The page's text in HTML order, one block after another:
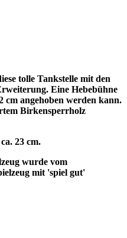
tolle Tankstelle mit den
Eine Hebebühne
cm angehoben werden kann.
Birkensperrholz
23 cm.
wurde vom
mit 'spiel gut'